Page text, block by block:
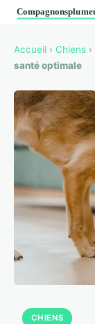
Accueil › Chiens ›
santé optimale
CHIENS